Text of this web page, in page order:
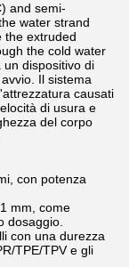
and semi-
water strand
the extruded
the cold water
dispositivo di
Il sistema
causati
di usura e
del corpo
con potenza
mm, come
dosaggio.
con una durezza
TPE/TPV e gli